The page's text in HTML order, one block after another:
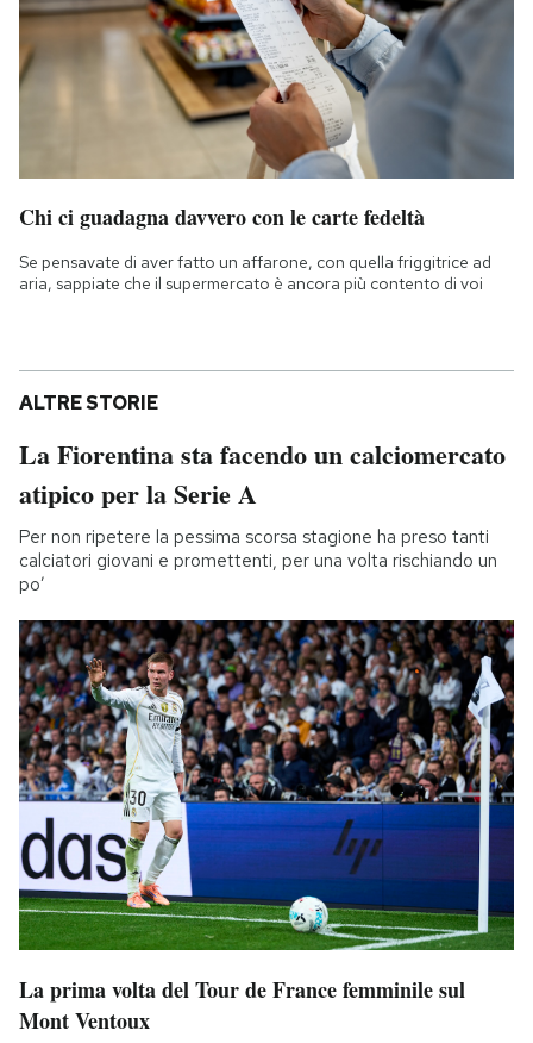
Chi ci guadagna davvero con le carte fedeltà
Se pensavate di aver fatto un affarone, con quella friggitrice ad
aria, sappiate che il supermercato è ancora più contento di voi
ALTRE STORIE
La Fiorentina sta facendo un calciomercato
atipico per la Serie A
Per non ripetere la pessima scorsa stagione ha preso tanti
calciatori giovani e promettenti, per una volta rischiando un
po’
La prima volta del Tour de France femminile sul
Mont Ventoux